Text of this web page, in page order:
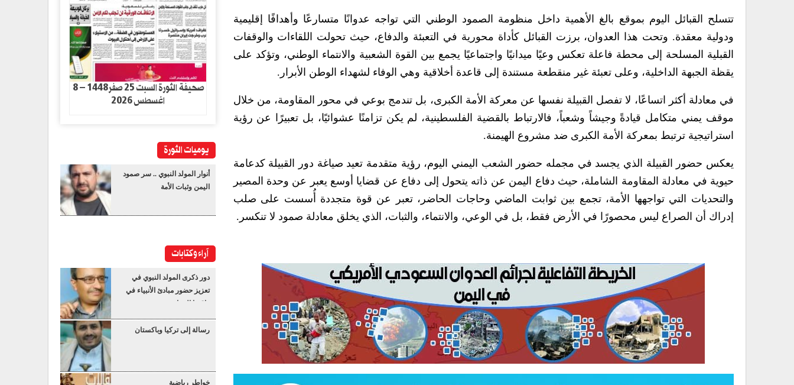
تتسلح القبائل اليوم بموقع بالغ الأهمية داخل منظومة الصمود الوطني التي تواجه عدوانًا متسارعًا وأهدافًا إقليمية
ودولية معقدة. وتحت هذا العدوان، برزت القبائل كأداة محورية في التعبئة والدفاع، حيث تحولت اللقاءات والوقفات
القبلية المسلحة إلى محطة فاعلة تعكس وعيًا ميدانيًا واجتماعيًا يجمع بين القوة الشعبية والانتماء الوطني، وتؤكد على
يقظة الجبهة الداخلية، وعلى تعبئة غير منقطعة مستندة إلى قاعدة أخلاقية وهي الوفاء لشهداء الوطن الأبرار.
في معادلة أكثر اتساعًا، لا تفصل القبيلة نفسها عن معركة الأمة الكبرى، بل تندمج بوعي في محور المقاومة، من خلال
موقف يمني متكامل قيادةً وجيشاً وشعباً، فالارتباط بالقضية الفلسطينية، لم يكن تزامنًا عشوائيًا، بل تعبيرًا عن رؤية
استراتيجية ترتبط بمعركة الأمة الكبرى ضد مشروع الهيمنة.
يعكس حضور القبيلة الذي يجسد في مجمله حضور الشعب اليمني اليوم، رؤية متقدمة تعيد صياغة دور القبيلة كدعامة
حيوية في معادلة المقاومة الشاملة، حيث دفاع اليمن عن ذاته يتحول إلى دفاع عن قضايا أوسع يعبر عن وحدة المصير
والتحديات التي تواجهها الأمة، تجمع بين ثوابت الماضي وحاجات الحاضر، تعبر عن قوة متجددة أُسست على صلب
إدراك أن الصراع ليس محصورًا في الأرض فقط، بل في الوعي، والانتماء، والثبات، الذي يخلق معادلة صمود لا تنكسر.
صحيفة الثورة السبت 25 صفر1448 – 8
اغسطس 2026
يوميات الثورة
أنوار المولد النبوي .. سر صمود
اليمن وثبات الأمة
آراء وكتابات
دور ذكرى المولد النبوي في
تعزيز حضور مبادئ الأنبياء في
واقعنا المعاصر
رسالة إلى تركيا وباكستان
خواطر رياضية